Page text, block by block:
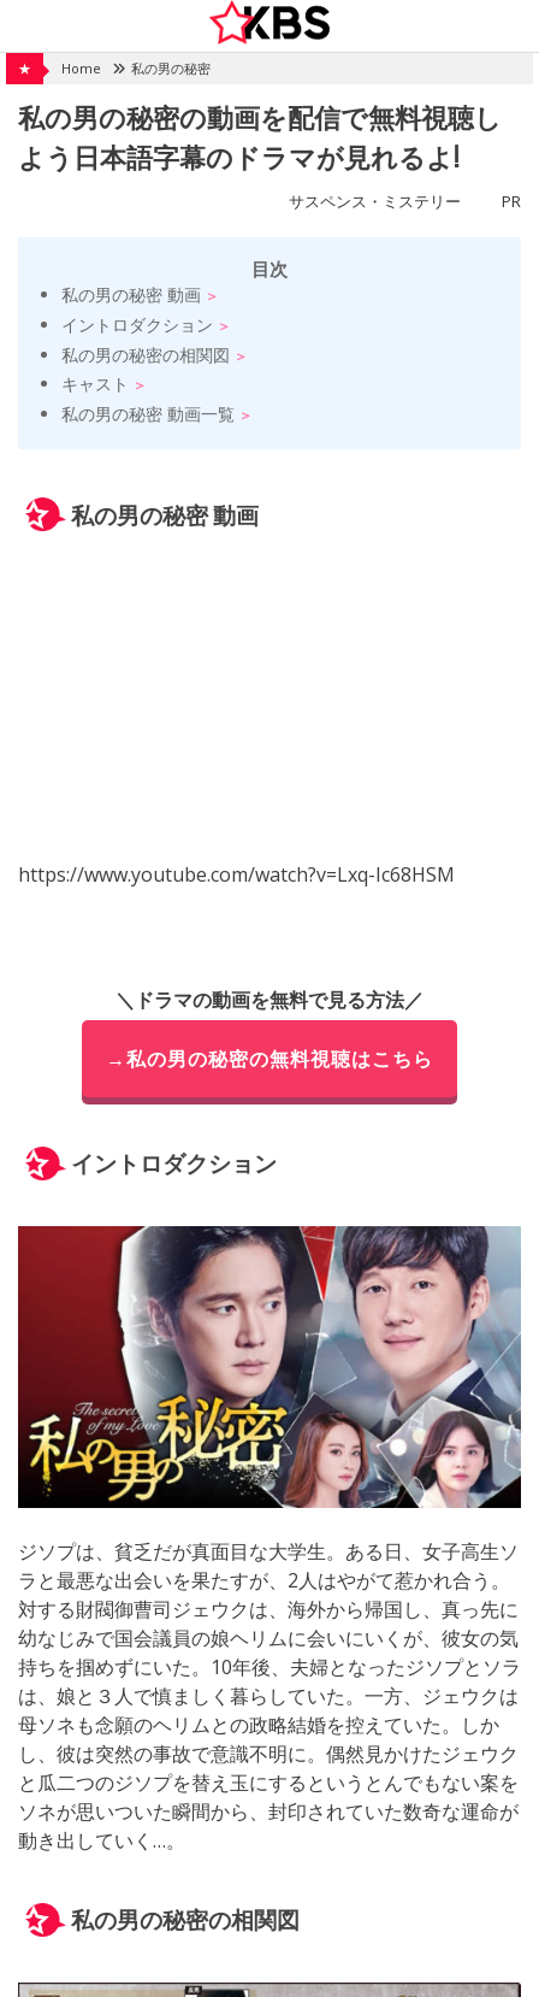
content
★ Home 私の男の秘密
私の男の秘密の動画を配信で無料視聴し
よう日本語字幕のドラマが見れるよ!
サスペンス・ミステリー PR
目次
私の男の秘密 動画
イントロダクション
私の男の秘密の相関図
キャスト
私の男の秘密 動画一覧
私の男の秘密 動画
https://www.youtube.com/watch?v=Lxq-Ic68HSM
＼ドラマの動画を無料で見る方法／
→私の男の秘密の無料視聴はこちら
イントロダクション
ジソプは、貧乏だが真面目な大学生。ある日、女子高生ソ
ラと最悪な出会いを果たすが、2人はやがて惹かれ合う。
対する財閥御曹司ジェウクは、海外から帰国し、真っ先に
幼なじみで国会議員の娘ヘリムに会いにいくが、彼女の気
持ちを掴めずにいた。10年後、夫婦となったジソプとソラ
は、娘と３人で慎ましく暮らしていた。一方、ジェウクは
母ソネも念願のヘリムとの政略結婚を控えていた。しか
し、彼は突然の事故で意識不明に。偶然見かけたジェウク
と瓜二つのジソプを替え玉にするというとんでもない案を
ソネが思いついた瞬間から、封印されていた数奇な運命が
動き出していく…。
私の男の秘密の相関図